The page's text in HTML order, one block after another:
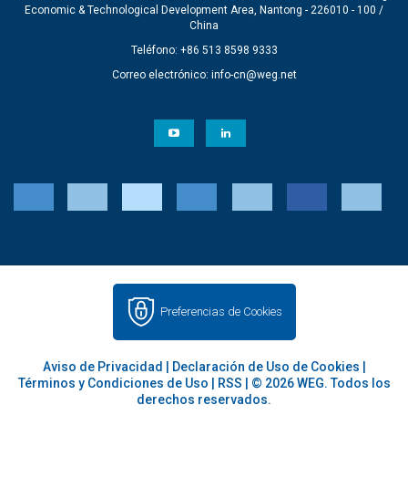
Economic & Technological Development Area, Nantong - 226010 - 100 /
China
Teléfono: +86 513 8598 9333
Correo electrónico: info-cn@weg.net
Preferencias de Cookies
Aviso de Privacidad Declaración de Uso de Cookies
Términos y Condiciones de Uso
RSS | © 2026 WEG. Todos los
derechos reservados.